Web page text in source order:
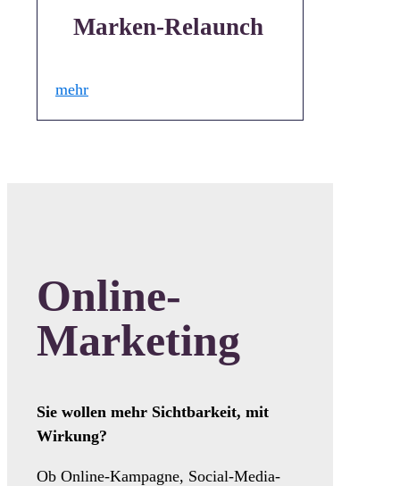
Marken-Relaunch
mehr
Online-
Marketing
Sie wollen mehr Sichtbarkeit, mit
Wirkung?
Ob Online-Kampagne, Social-Media-